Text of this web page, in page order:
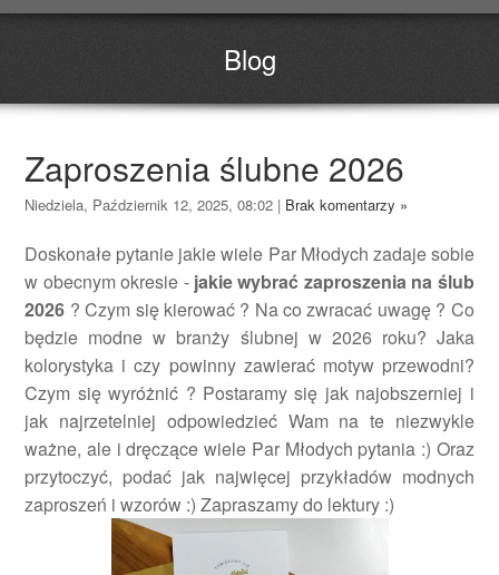
Blog
Zaproszenia ślubne 2026
Niedziela, Październik 12, 2025, 08:02 | Brak komentarzy »
Doskonałe pytanie jakie wiele Par Młodych zadaje sobie
w obecnym okresie -jakie wybrać zaproszenia na ślub
2026 ? Czym się kierować ? Na co zwracać uwagę ? Co
będzie modne w branży ślubnej w 2026 roku? Jaka
kolorystyka i czy powinny zawierać motyw przewodni?
Czym się wyróżnić ? Postaramy się jak najobszerniej i
jak najrzetelniej odpowiedzieć Wam na te niezwykle
ważne, ale i dręczące wiele Par Młodych pytania :) Oraz
przytoczyć, podać jak najwięcej przykładów modnych
zaproszeń i wzorów :) Zapraszamy do lektury :)